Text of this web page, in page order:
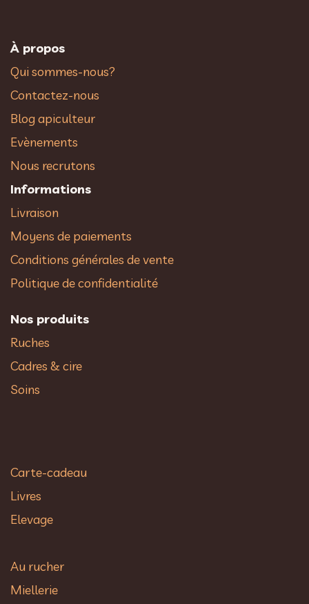
À propos
Qui sommes-nous?
Contactez-nous
Blog apiculteur
Evènements
Nous recrutons
Informations
Livraison
Moyens de paiements
Conditions générales de vente
Politique de confidentialité
Nos produits
Ruches
Cadres & cire
Soins
Carte-cadeau
Livres
Elevage
Au rucher​
Miellerie